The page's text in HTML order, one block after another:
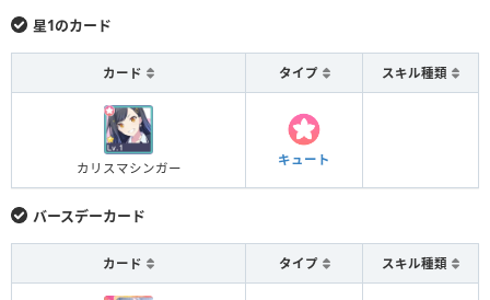
星1のカード
カード タイプ スキル種類
カリスマシンガー
キュート
バースデーカード
カード タイプ スキル種類